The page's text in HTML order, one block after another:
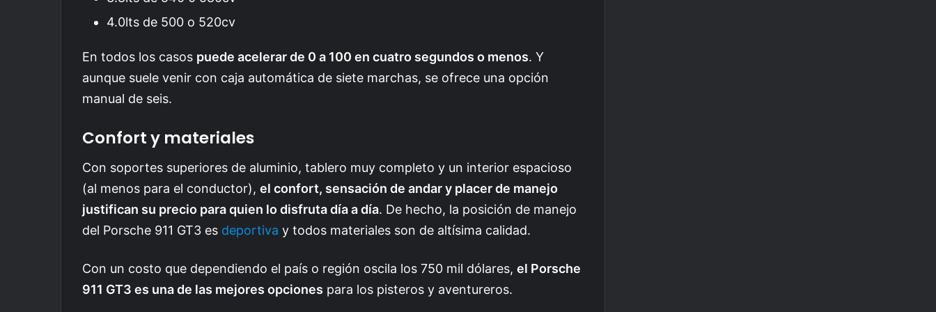
4.0lts de 500 o 520cv
En todos los casos puede acelerar de 0 a 100 en cuatro segundos o menos. Y
aunque suele venir con caja automática de siete marchas, se ofrece una opción
manual de seis.
Confort y materiales
Con soportes superiores de aluminio, tablero muy completo y un interior espacioso
(al menos para el conductor), el confort, sensación de andar y placer de manejo
justifican su precio para quien lo disfruta día a día. De hecho, la posición de manejo
del Porsche 911 GT3 es deportiva y todos materiales son de altísima calidad.
Con un costo que dependiendo el país o región oscila los 750 mil dólares, el Porsche
911 GT3 es una de las mejores opciones para los pisteros y aventureros.